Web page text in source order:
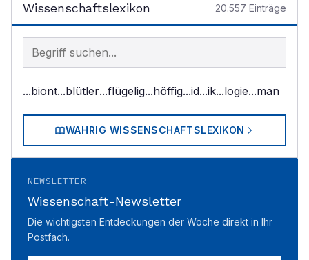
Wissenschaftslexikon 20.557 Einträge
Begriff im Lexikon suchen
...biont...blütler...flügelig...höffig...id...ik...logie...man
WAHRIG WISSENSCHAFTSLEXIKON
NEWSLETTER
Wissenschaft-Newsletter
Die wichtigsten Entdeckungen der Woche direkt in Ihr
Postfach.